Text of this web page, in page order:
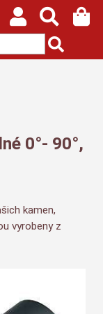
0°- 90°,
kamen,
vyrobeny z